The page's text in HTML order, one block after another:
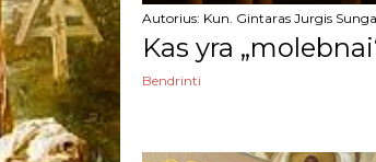
Autorius: Kun. Gintaras Jurgis
Kas yra
Bendrinti